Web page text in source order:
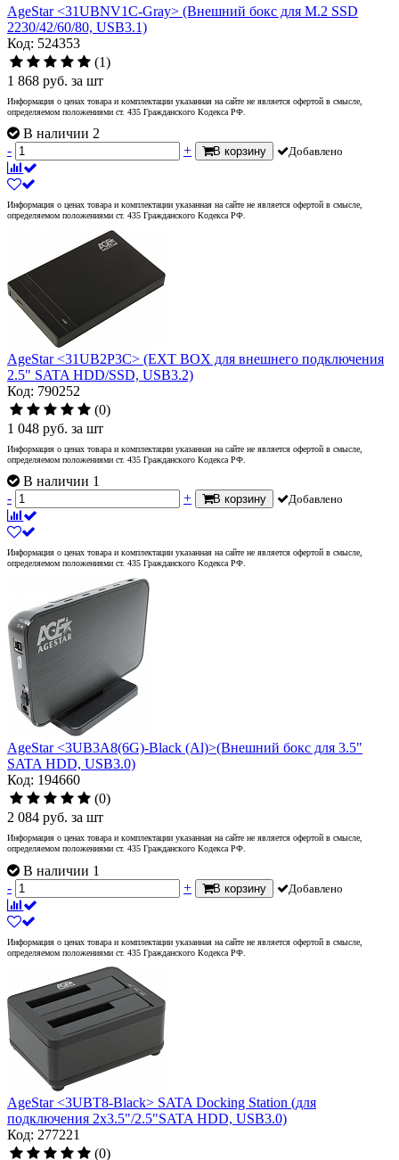
AgeStar <31UBNV1C-Gray> (Внешний бокс для M.2 SSD
2230/42/60/80, USB3.1)
Код: 524353
(1)
1 868 руб. за шт
Информация о ценах товара и комплектации указанная на сайте не является офертой в смысле,
определяемом положениями ст. 435 Гражданского Кодекса РФ.
В наличии 2
-
+ В корзину Добавлено
Информация о ценах товара и комплектации указанная на сайте не является офертой в смысле,
определяемом положениями ст. 435 Гражданского Кодекса РФ.
AgeStar <31UB2P3C> (EXT BOX для внешнего подключения
2.5" SATA HDD/SSD, USB3.2)
Код: 790252
(0)
1 048 руб. за шт
Информация о ценах товара и комплектации указанная на сайте не является офертой в смысле,
определяемом положениями ст. 435 Гражданского Кодекса РФ.
В наличии 1
-
+ В корзину Добавлено
Информация о ценах товара и комплектации указанная на сайте не является офертой в смысле,
определяемом положениями ст. 435 Гражданского Кодекса РФ.
AgeStar <3UB3A8(6G)-Black (Al)>(Внешний бокс для 3.5"
SATA HDD, USB3.0)
Код: 194660
(0)
2 084 руб. за шт
Информация о ценах товара и комплектации указанная на сайте не является офертой в смысле,
определяемом положениями ст. 435 Гражданского Кодекса РФ.
В наличии 1
-
+ В корзину Добавлено
Информация о ценах товара и комплектации указанная на сайте не является офертой в смысле,
определяемом положениями ст. 435 Гражданского Кодекса РФ.
AgeStar <3UBT8-Black> SATA Docking Station (для
подключения 2x3.5"/2.5"SATA HDD, USB3.0)
Код: 277221
(0)